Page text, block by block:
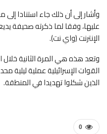
وأشار إلى أن ذلك جاء استنادا
عليها، وفقا لما ذكرته صحيفة
الإنترنت (واي نت).
وتعد هذه هي المرة الثانية خلال
القوات الإسرائيلية عملية ليلية
الذين شكلوا تهديدا في المنطقة.
0